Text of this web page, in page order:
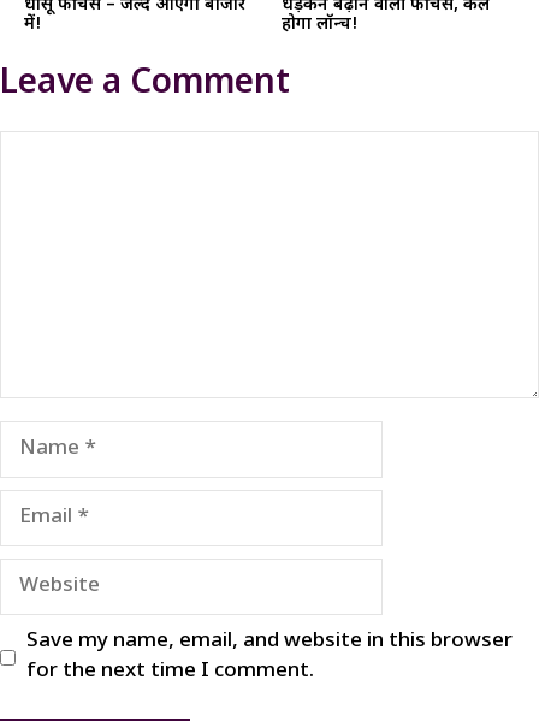
धांसू फीचर्स – जल्द आएगा बाजार
में!
धड़कन बढ़ाने वाली फीचर्स, कल
होगा लॉन्च!
Leave a Comment
Name
Email
Website
Save my name, email, and website in this browser
for the next time I comment.